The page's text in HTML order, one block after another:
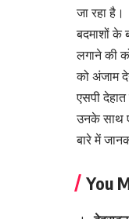
जा रहा है।
बदमाशों के
लगाने की
को अंजाम
एसपी
उनके साथ
बारे में
You